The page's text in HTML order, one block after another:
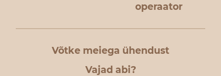
operaator
Võtke meiega ühendust
Vajad abi?